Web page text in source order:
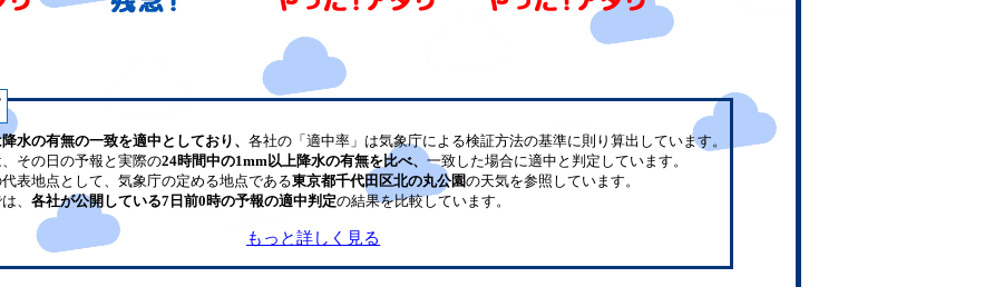
水の有無の一致を適中としており、 各社の「適中率」は気象庁による検証方法の基準に則り算出しています。
その日の予報と実際の24時間中の1mm以上降水の有無を比べ、 一致した場合に適中と判定しています。
表地点として、気象庁の定める地点である東京都千代田区北の丸公園の天気を参照しています。
、 各社が公開している7日前0時の予報の適中判定の結果を比較しています。
もっと詳しく見る